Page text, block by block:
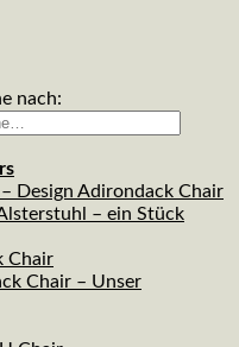
nach:
– Design Adirondack Chair
– ein Stück
Chair
Chair – Unser